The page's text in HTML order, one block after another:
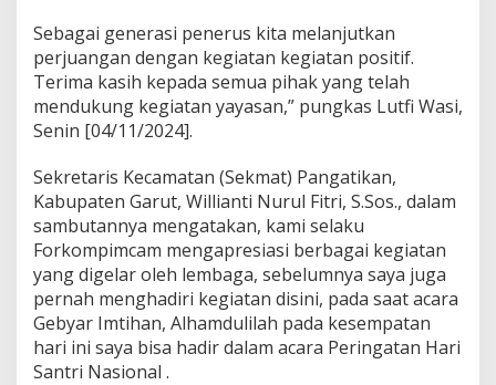
Sebagai generasi penerus kita melanjutkan
perjuangan dengan kegiatan kegiatan positif.
Terima kasih kepada semua pihak yang telah
mendukung kegiatan yayasan,” pungkas Lutfi Wasi,
Senin [04/11/2024].
Sekretaris Kecamatan (Sekmat) Pangatikan,
Kabupaten Garut, Willianti Nurul Fitri, S.Sos., dalam
sambutannya mengatakan, kami selaku
Forkompimcam mengapresiasi berbagai kegiatan
yang digelar oleh lembaga, sebelumnya saya juga
pernah menghadiri kegiatan disini, pada saat acara
Gebyar Imtihan, Alhamdulilah pada kesempatan
hari ini saya bisa hadir dalam acara Peringatan Hari
Santri Nasional .